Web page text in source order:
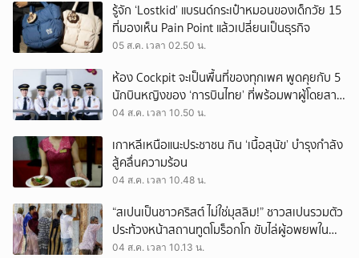
รู้จัก ‘Lostkid’ แบรนด์กระเป๋าหมอนของเด็กวัย 15
ที่มองเห็น Pain Point แล้วเปลี่ยนเป็นธุรกิจ
05 ส.ค. เวลา 02.50 น.
ห้อง Cockpit จะเป็นพื้นที่ของทุกเพศ พูดคุยกับ 5
นักบินหญิงของ ‘การบินไทย’ ที่พร้อมพาผู้โดยสาร
บินไปทั่วโลก
04 ส.ค. เวลา 10.50 น.
เกาหลีเหนือแนะประชาชน กิน ‘เนื้อสุนัข’ บำรุงกำลัง
สู้คลื่นความร้อน
04 ส.ค. เวลา 10.48 น.
“สเปนเป็นชาวคริสต์ ไม่ใช่มุสลิม!” ชาวสเปนรวมตัว
ประท้วงหน้าสถานทูตโมร็อกโก ขับไล่ผู้อพยพใน
เมืองเซวตาออกนอกประเทศ
04 ส.ค. เวลา 10.13 น.